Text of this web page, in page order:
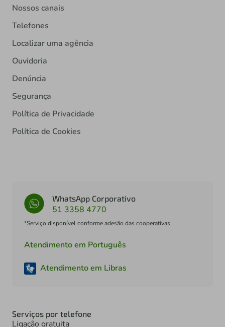
Nossos canais
Telefones
Localizar uma agência
Ouvidoria
Denúncia
Segurança
Política de Privacidade
Política de Cookies
WhatsApp Corporativo
51 3358 4770
*Serviço disponível conforme adesão das cooperativas
Atendimento em Português
Atendimento em Libras
Serviços por telefone
Ligação gratuita